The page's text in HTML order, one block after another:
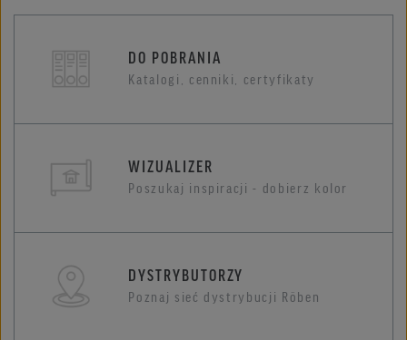
DO POBRANIA
Katalogi, cenniki, certyfikaty
WIZUALIZER
Poszukaj inspiracji - dobierz kolor
DYSTRYBUTORZY
Poznaj sieć dystrybucji Röben